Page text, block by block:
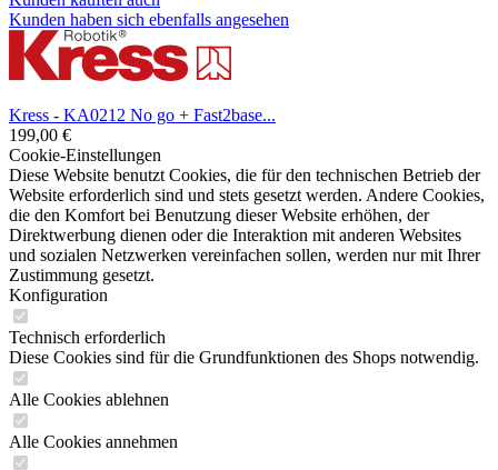
Kunden haben sich ebenfalls angesehen
Kress - KA0212 No go + Fast2base...
199,00 €
Cookie-Einstellungen
Diese Website benutzt Cookies, die für den technischen Betrieb der
Website erforderlich sind und stets gesetzt werden. Andere Cookies,
die den Komfort bei Benutzung dieser Website erhöhen, der
Direktwerbung dienen oder die Interaktion mit anderen Websites
und sozialen Netzwerken vereinfachen sollen, werden nur mit Ihrer
Zustimmung gesetzt.
Konfiguration
Technisch erforderlich
Diese Cookies sind für die Grundfunktionen des Shops notwendig.
Alle Cookies ablehnen
Alle Cookies annehmen